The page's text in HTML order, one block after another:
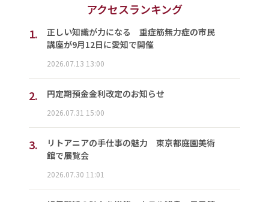
アクセスランキング
1.
正しい知識が力になる 重症筋無力症の市民
講座が9月12日に愛知で開催
2026.07.13 13:00
2. 円定期預金金利改定のお知らせ
2026.07.31 15:00
3.
リトアニアの手仕事の魅力 東京都庭園美術
館で展覧会
2026.07.30 11:01